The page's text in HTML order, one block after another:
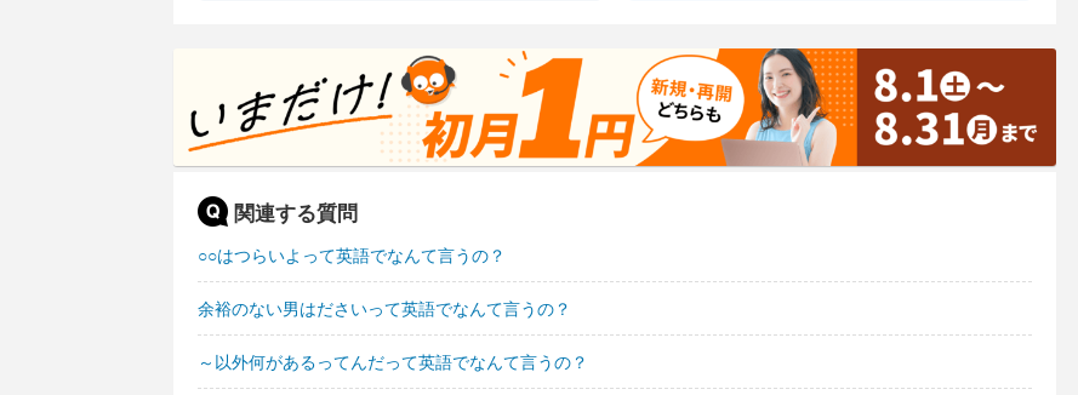
関連する質問
○○はつらいよって英語でなんて言うの？
余裕のない男はださいって英語でなんて言うの？
～以外何があるってんだって英語でなんて言うの？